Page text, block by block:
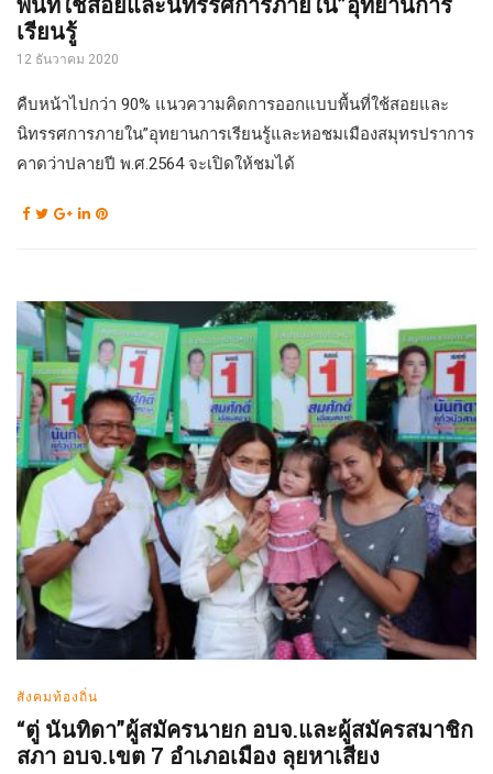
เรียนรู้
12 ธันวาคม 2020
คืบหน้าไปกว่า 90% แนวความคิดการออกแบบพื้นที่ใช้สอยและ
นิทรรศการภายใน”อุทยานการเรียนรู้และหอชมเมืองสมุทรปราการ
คาดว่าปลายปี พ.ศ.2564 จะเปิดให้ชมได้
สังคมท้องถิ่น
“ตู่ นันทิดา”ผู้สมัครนายก อบจ.และผู้สมัครสมาชิก
สภา อบจ.เขต 7 อำเภอเมือง ลุยหาเสียง